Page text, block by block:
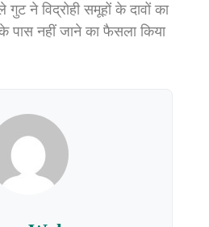
ने विद्रोही समूहों के दावों का
पास नहीं जाने का फैसला किया